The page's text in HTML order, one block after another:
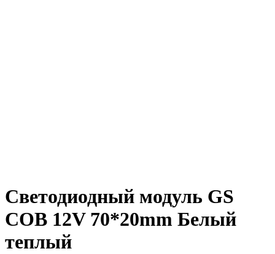
Светодиодный модуль GS
COB 12V 70*20mm Белый
теплый